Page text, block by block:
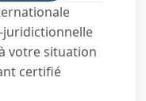
juridictionnelle
votre situation
certifié